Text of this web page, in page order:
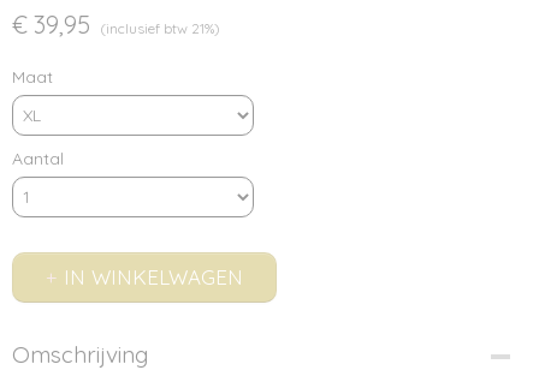
€ 39,95 (inclusief btw 21%)
Maat
Aantal
IN WINKELWAGEN
Omschrijving